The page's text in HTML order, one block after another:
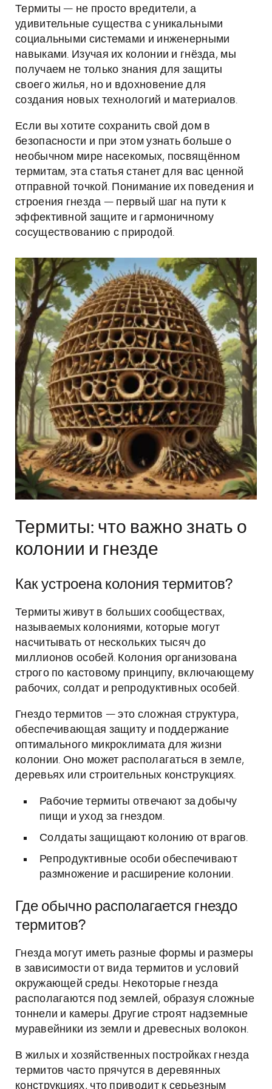
Термиты — не просто вредители, а
удивительные существа с уникальными
социальными системами и инженерными
навыками. Изучая их колонии и гнёзда, мы
получаем не только знания для защиты
своего жилья, но и вдохновение для
создания новых технологий и материалов.
Если вы хотите сохранить свой дом в
безопасности и при этом узнать больше о
необычном мире насекомых, посвящённом
термитам, эта статья станет для вас ценной
отправной точкой. Понимание их поведения и
строения гнезда — первый шаг на пути к
эффективной защите и гармоничному
сосуществованию с природой.
Термиты: что важно знать о
колонии и гнезде
Как устроена колония термитов?
Термиты живут в больших сообществах,
называемых колониями, которые могут
насчитывать от нескольких тысяч до
миллионов особей. Колония организована
строго по кастовому принципу, включающему
рабочих, солдат и репродуктивных особей.
Гнездо термитов — это сложная структура,
обеспечивающая защиту и поддержание
оптимального микроклимата для жизни
колонии. Оно может располагаться в земле,
деревьях или строительных конструкциях.
Рабочие термиты отвечают за добычу
пищи и уход за гнездом.
Солдаты защищают колонию от врагов.
Репродуктивные особи обеспечивают
размножение и расширение колонии.
Где обычно располагается гнездо
термитов?
Гнезда могут иметь разные формы и размеры
в зависимости от вида термитов и условий
окружающей среды. Некоторые гнезда
располагаются под землей, образуя сложные
тоннели и камеры. Другие строят надземные
муравейники из земли и древесных волокон.
В жилых и хозяйственных постройках гнезда
термитов часто прячутся в деревянных
конструкциях, что приводит к серьезным